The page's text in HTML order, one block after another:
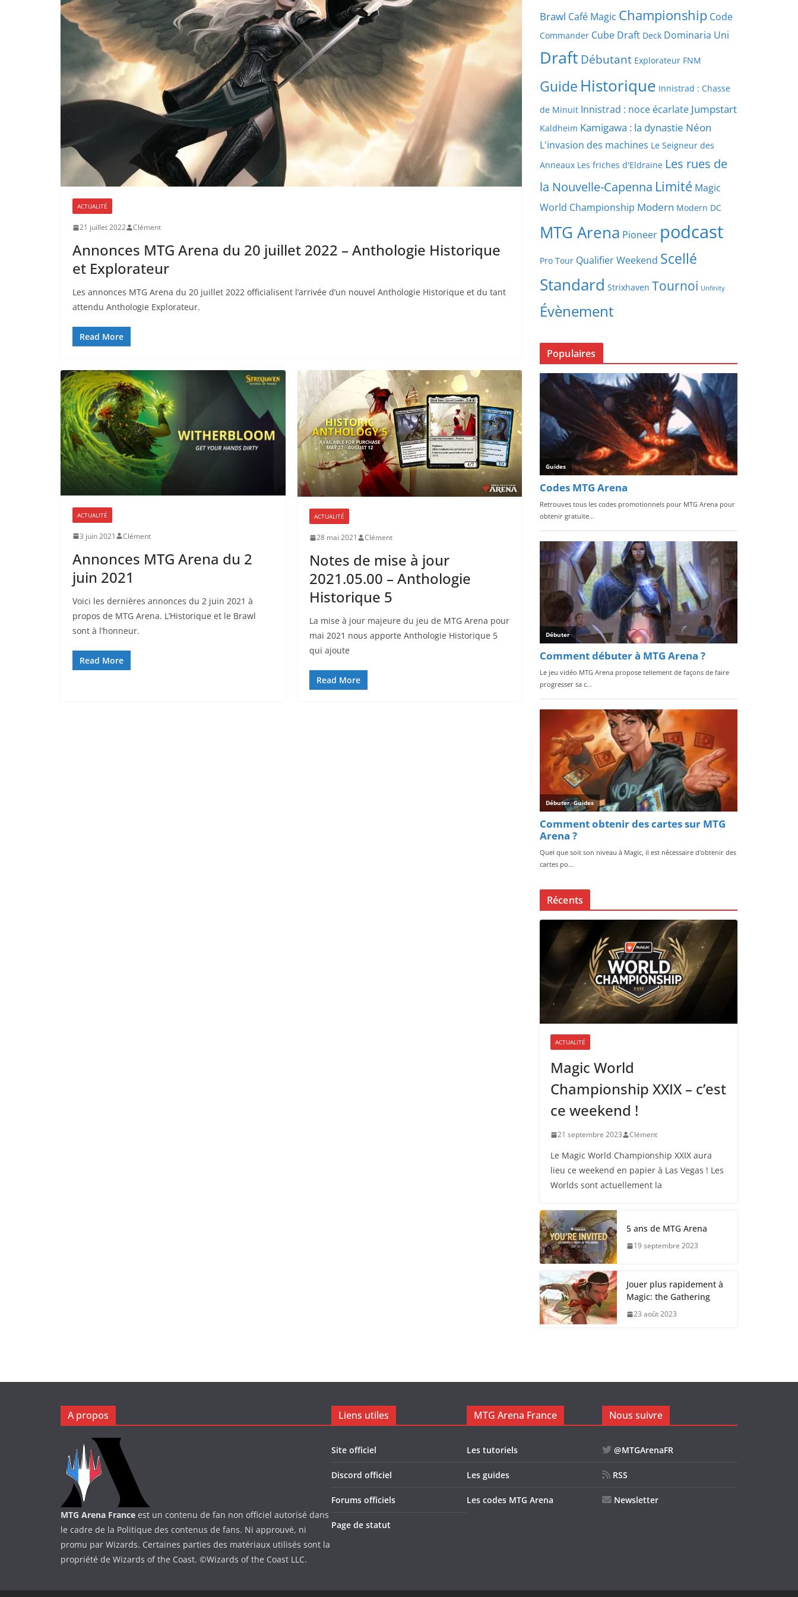
ACTUALITÉ
21 juillet 2022 Clément
Annonces MTG Arena du 20 juillet 2022 – Anthologie Historique
et Explorateur
Les annonces MTG Arena du 20 juillet 2022 officialisent l’arrivée d’un nouvel Anthologie Historique et du tant
attendu Anthologie Explorateur.
Read More
ACTUALITÉ
3 juin 2021 Clément
Annonces MTG Arena du 2
juin 2021
Voici les dernières annonces du 2 juin 2021 à
propos de MTG Arena. L’Historique et le Brawl
sont à l’honneur.
Read More
ACTUALITÉ
28 mai 2021 Clément
Notes de mise à jour
2021.05.00 – Anthologie
Historique 5
La mise à jour majeure du jeu de MTG Arena pour
mai 2021 nous apporte Anthologie Historique 5
qui ajoute
Read More
Brawl Café Magic Championship Code
Commander Cube Draft Deck Dominaria Uni
Draft Débutant Explorateur FNM
Guide Historique Innistrad : Chasse
de Minuit Innistrad : noce écarlate Jumpstart
Kaldheim Kamigawa : la dynastie Néon
L'invasion des machines Le Seigneur des
Anneaux Les friches d'Eldraine Les rues de
la Nouvelle-Capenna Limité Magic
World Championship Modern Modern DC
MTG Arena Pioneer podcast
Pro Tour Qualifier Weekend Scellé
Standard Strixhaven Tournoi Unfinity
Évènement
Populaires
Récents
ACTUALITÉ
Magic World
Championship XXIX – c’est
ce weekend !
21 septembre 2023 Clément
Le Magic World Championship XXIX aura
lieu ce weekend en papier à Las Vegas ! Les
Worlds sont actuellement la
5 ans de MTG Arena
19 septembre 2023
Jouer plus rapidement à
Magic: the Gathering
23 août 2023
A propos
MTG Arena France est un contenu de fan non officiel autorisé dans
le cadre de la Politique des contenus de fans. Ni approuvé, ni
promu par Wizards. Certaines parties des matériaux utilisés sont la
propriété de Wizards of the Coast. ©Wizards of the Coast LLC.
Liens utiles
Site officiel
Discord officiel
Forums officiels
Page de statut
MTG Arena France
Les tutoriels
Les guides
Les codes MTG Arena
Nous suivre
@MTGArenaFR
RSS
Newsletter